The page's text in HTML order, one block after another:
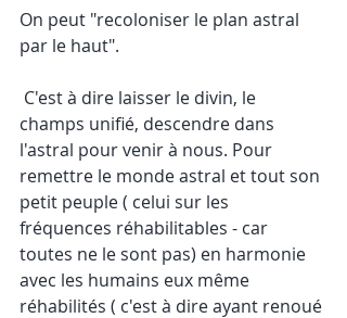
On peut "recoloniser le plan astral
par le haut".
champs unifié, descendre dans
l'astral pour venir à nous. Pour
remettre le monde astral et tout son
petit peuple ( celui sur les
fréquences réhabilitables - car
toutes ne le sont pas) en harmonie
avec les humains eux même
réhabilités ( c'est à dire ayant renoué